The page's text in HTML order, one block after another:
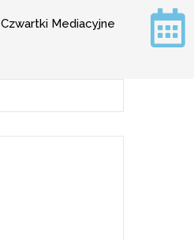
Czwartki Mediacyjne